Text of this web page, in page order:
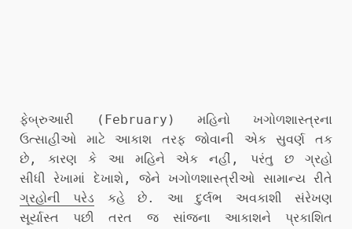
ફેબ્રુઆરી (February) મહિનો ખગોળશાસ્ત્રના
ઉત્સાહીઓ માટે આકાશ તરફ જોવાની એક સુવર્ણ તક
છે, કારણ કે આ મહિને એક નહીં, પરંતુ છ ગ્રહો
સીધી રેખામાં દેખાશે, જેને ખગોળશાસ્ત્રીઓ સામાન્ય રીતે
ગ્રહોની પરેડ કહે છે. આ દુર્લભ અવકાશી સંરેખણ
સૂર્યાસ્ત પછી તરત જ સાંજના આકાશને પ્રકાશિત